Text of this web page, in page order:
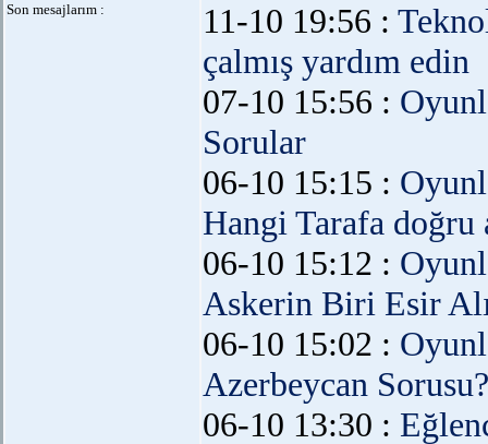
Son mesajlarım :
11-10 19:56 :
çalmış yardım edin
07-10 15:56 :
Sorular
06-10 15:15 :
Hangi Tarafa doğru
06-10 15:12 :
Askerin Biri Esir
06-10 15:02 :
Azerbeycan Sorusu?
06-10 13:30 :